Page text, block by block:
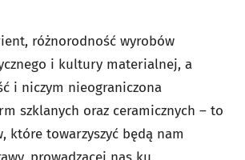
różnorodność wyrobów
i kultury materialnej, a
i niczym nieograniczona
szklanych oraz ceramicznych – to
które towarzyszyć będą nam